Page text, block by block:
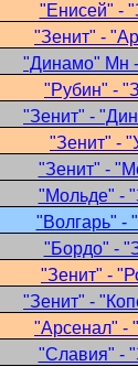
"Енисей" -
"Зенит" -
"Динамо" Мн
"Рубин" -
"Зенит" -
"Зенит" -
"Зенит" -
"Мольде" -
"Волгарь" -
"Бордо" -
"Зенит" -
"Зенит" -
"Арсенал" -
"Славия" -